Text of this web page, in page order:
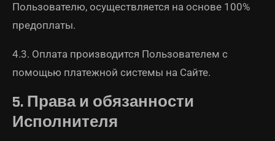
Пользователю, осуществляется на основе 100%
предоплаты.
4.3. Оплата производится Пользователем с
помощью платежной системы на Сайте.
5. Права и обязанности
Исполнителя